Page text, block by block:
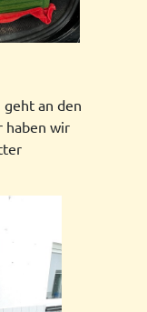
geht an den
haben wir